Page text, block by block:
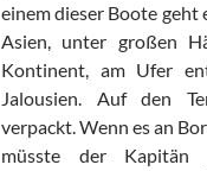
einem dieser Boote geht
Asien, unter großen
Kontinent, am Ufer
Jalousien. Auf den
verpackt. Wenn es an
müsste der Kapitän